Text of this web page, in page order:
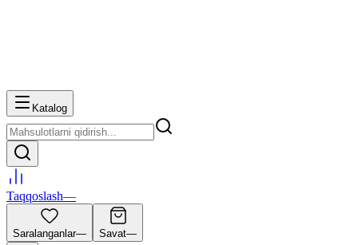
Katalog
Taqqoslash—
Saralanganlar— Savat—